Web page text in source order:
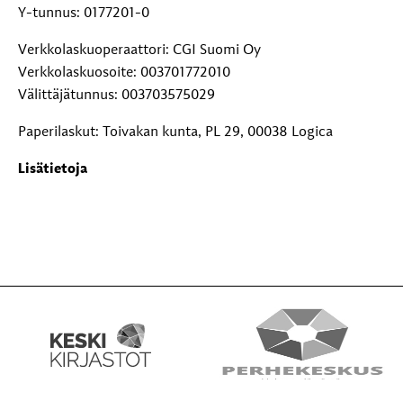
Y-tunnus: 0177201-0
Verkkolaskuoperaattori: CGI Suomi Oy
Verkkolaskuosoite: 003701772010
Välittäjätunnus: 003703575029
Paperilaskut: Toivakan kunta, PL 29, 00038 Logica
Lisätietoja